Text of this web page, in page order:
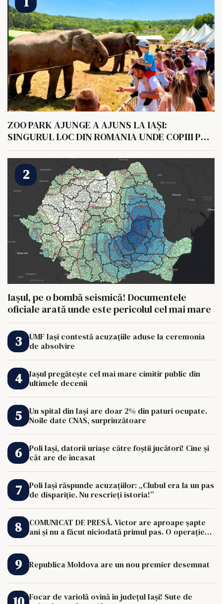
ZOO PARK AJUNGE A AJUNS LA IAȘI:
SINGURUL LOC DIN ROMANIA UNDE COPIII POT
HRANI UN ELEFANT
Iașul, pe o bombă seismică! Documentele
oficiale arată unde este pericolul cel mai mare
UMF Iași contestă acuzațiile aduse la ceremonia
de absolvire
Iașul pregătește cel mai mare cimitir public din
ultimele decenii
Un spital din Iași are doar 2% din paturi ocupate.
Noile date CNAS, surprinzătoare
Poli Iași, datorii uriașe către foștii jucători! Cine și
cât are de încasat
Poli Iași răspunde acuzațiilor: „Clubul era la un pas
de dispariție. Nu rescrieți istoria!”
COMUNICAT DE PRESĂ. Victor are aproape șapte
ani și nu a făcut niciodată primul pas. O operație
Republica Moldova are un nou premier desemnat
Focar de variolă ovină în județul Iași! Sute de